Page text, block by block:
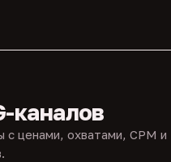
каналов
с ценами, охватами, CPM и